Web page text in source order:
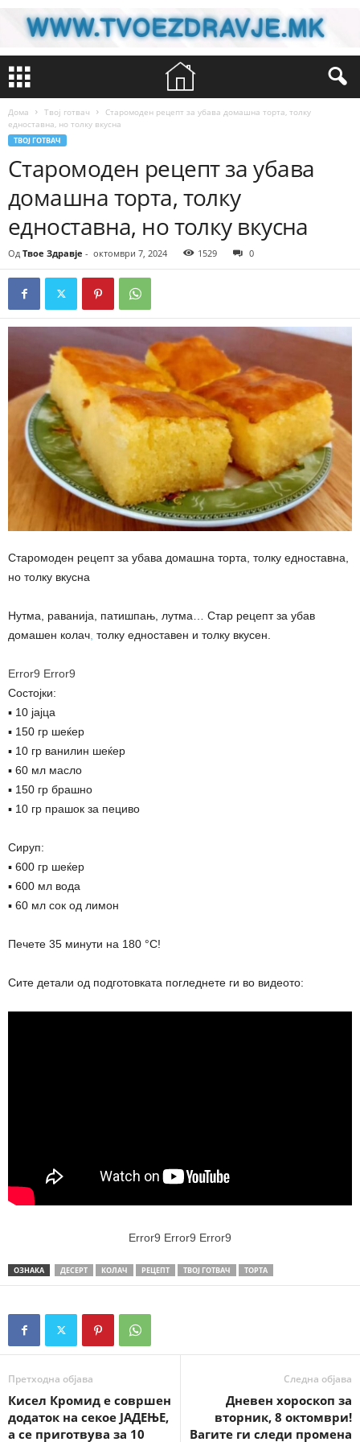
Дома Твој готвач
Старомоден рецепт за убава домашна торта, толку
едноставна, но толку вкусна
ТВОЈ ГОТВАЧ
Старомоден рецепт за убава
домашна торта, толку
едноставна, но толку вкусна
Од Твое Здравје - октомври 7, 2024 1529 0
Старомоден рецепт за убава домашна торта, толку едноставна,
но толку вкусна
Нутма, раванија, патишпањ, лутма… Стар рецепт за убав
домашен колач толку едноставен и толку вкусен.
Error9 Error9
Состојки:
▪ 10 јајца
▪ 150 гр шеќер
▪ 10 гр ванилин шеќер
▪ 60 мл масло
▪ 150 гр брашно
▪ 10 гр прашок за пециво
Сируп:
▪ 600 гр шеќер
▪ 600 мл вода
▪ 60 мл сок од лимон
Печете 35 минути на 180 °C!
Сите детали од подготовката погледнете ги во видеото:
Error9 Error9 Error9
ОЗНАКА ДЕСЕРТ КОЛАЧ РЕЦЕПТ ТВОЈ ГОТВАЧ ТОРТА
Претходна објава
Кисел Кромид е совршен
додаток на секое ЈАДЕЊЕ,
а се приготвува за 10
Следна објава
Дневен хороскоп за
вторник, 8 октомври!
Вагите ги следи промена